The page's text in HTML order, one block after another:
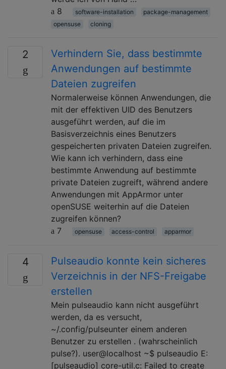
8
software-installation
package-management
opensuse
cloning
2
Verhindern Sie, dass bestimmte
Anwendungen auf bestimmte
Dateien zugreifen
Normalerweise können Anwendungen, die
mit der effektiven UID des Benutzers
ausgeführt werden, auf die im
Basisverzeichnis eines Benutzers
gespeicherten privaten Dateien zugreifen.
Wie kann ich verhindern, dass eine
bestimmte Anwendung auf bestimmte
private Dateien zugreift, während andere
Anwendungen mit AppArmor unter
openSUSE weiterhin auf die Dateien
zugreifen können?
7
opensuse access-control apparmor
4
Pulseaudio konnte kein sicheres
Verzeichnis in der NFS-Freigabe
erstellen
Mein pulseaudio kann nicht ausgeführt
werden, da es versucht,
~/.config/pulseunter einem anderen
Benutzer zu erstellen . (wahrscheinlich
pulse?). user@localhost ~$ pulseaudio E:
[pulseaudio] core-util.c: Failed to create